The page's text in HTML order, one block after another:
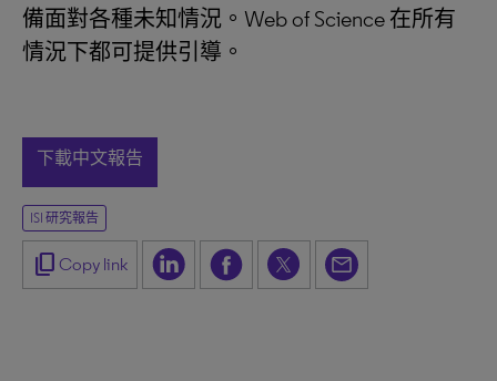
備面對各種未知情況。Web of Science 在所有
情況下都可提供引導。
下載中文報告
ISI 研究報告
content_copy Copy link